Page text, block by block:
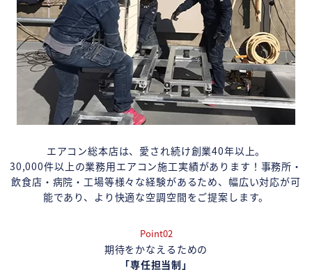
エアコン総本店は、愛され続け創業40年以上。
30,000件以上の業務用エアコン施工実績があります！事務所・
飲食店・病院・工場等様々な経験があるため、幅広い対応が可
能であり、より快適な空調空間をご提案します。
Point02
期待をかなえるための
「専任担当制」